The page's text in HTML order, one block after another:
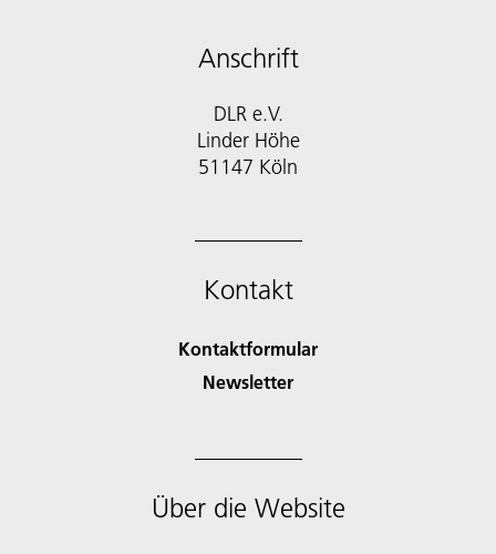
Anschrift
DLR e.V.
Linder Höhe
51147 Köln
Kontakt
Kontaktformular
Newsletter
Über die Website